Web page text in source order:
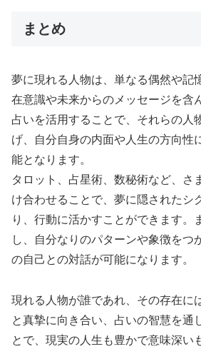
まとめ
夢に現れる人物は、単なる偶然や記
在意識や未来からのメッセージを含
占いを活用することで、それらの人
げ、自分自身の内面や人生の方向性
能となります。
タロット、占星術、数秘術など、さ
け合わせることで、夢に隠されたシ
り、行動に活かすことができます。
し、自分なりのパターンや象徴をつ
の自己との対話が可能になります。
現れる人物が誰であれ、その存在に
と真摯に向き合い、占いの智慧を通
とで、現実の人生も豊かで意味深い